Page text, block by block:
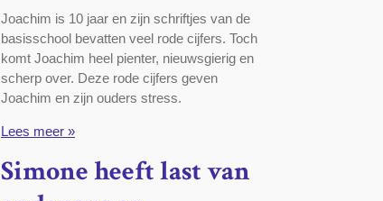
Joachim is 10 jaar en zijn schriftjes van de
basisschool bevatten veel rode cijfers. Toch
komt Joachim heel pienter, nieuwsgierig en
scherp over. Deze rode cijfers geven
Joachim en zijn ouders stress.
Lees meer »
Simone heeft last van